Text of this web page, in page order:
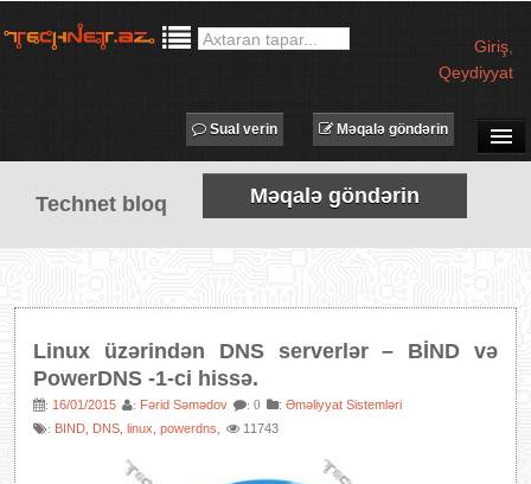
Giriş
Qeydiyyat
SUAL-CAVAB
TECHNET TV
MƏQALƏLƏR
AVADANLIQLAR
XƏBƏRLƏR
Məqalə göndərin
Sual verin
Technet bloq Məqalə göndərin
Linux üzərindən DNS serverlər – BİND və
PowerDNS -1-ci hissə.
: 16/01/2015 : Fərid Səmədov : 0 : Əməliyyat Sistemləri
: BIND DNS linux powerdns 11743